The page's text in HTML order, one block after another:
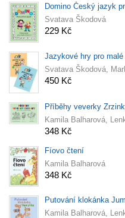
Domino Český jazyk
Svatava Škodová
229 Kč
Jazykové hry pro
Svatava Škodová,
450 Kč
Příběhy veverky
Kamila Balharová,
348 Kč
Fíovo čtení
Kamila Balharová
348 Kč
Putování klokánka
Kamila Balharová,